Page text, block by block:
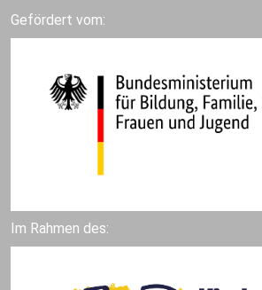
Gefördert vom:
Im Rahmen des: